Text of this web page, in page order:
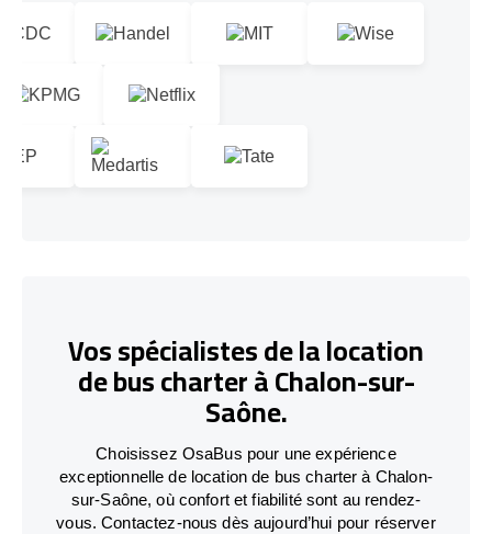
Vos spécialistes de la location
de bus charter à Chalon-sur-
Saône.
Choisissez OsaBus pour une expérience
exceptionnelle de location de bus charter à Chalon-
sur-Saône, où confort et fiabilité sont au rendez-
vous. Contactez-nous dès aujourd’hui pour réserver